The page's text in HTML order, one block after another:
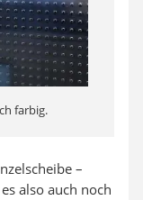
farbig.
–
also auch noch